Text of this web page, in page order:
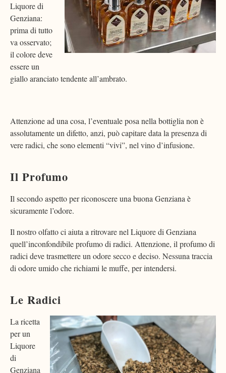
Liquore di
Genziana:
prima di tutto
va osservato;
il colore deve
essere un
giallo aranciato tendente all’ambrato.
Attenzione ad una cosa, l’eventuale posa nella bottiglia non è
assolutamente un difetto, anzi, può capitare data la presenza di
vere radici, che sono elementi “vivi”, nel vino d’infusione.
Il Profumo
Il secondo aspetto per riconoscere una buona Genziana è
sicuramente l’odore.
Il nostro olfatto ci aiuta a ritrovare nel Liquore di Genziana
quell’inconfondibile profumo di radici. Attenzione, il profumo di
radici deve trasmettere un odore secco e deciso. Nessuna traccia
di odore umido che richiami le muffe, per intendersi.
Le Radici
La ricetta
per un
Liquore
di
Genziana